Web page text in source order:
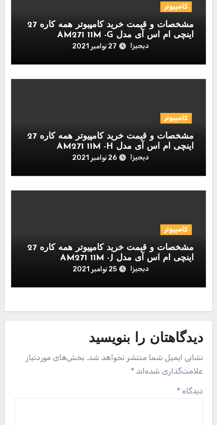
کامپیوتر
مشخصات و قیمت خرید کامپیوتر همه کاره 27
اینچی ام اس آی مدل AM271 11M -G
دیجیزا 27 نوامبر 2021
کامپیوتر
مشخصات و قیمت خرید کامپیوتر همه کاره 27
اینچی ام اس آی مدل AM271 11M -H
دیجیزا 26 نوامبر 2021
کامپیوتر
مشخصات و قیمت خرید کامپیوتر همه کاره 27
اینچی ام اس آی مدل AM271 11M -J
دیجیزا 25 نوامبر 2021
دیدگاهتان را بنویسید
نشانی ایمیل شما منتشر نخواهد شد. بخش‌های موردنیاز
علامت‌گذاری شده‌اند *
دیدگاه *